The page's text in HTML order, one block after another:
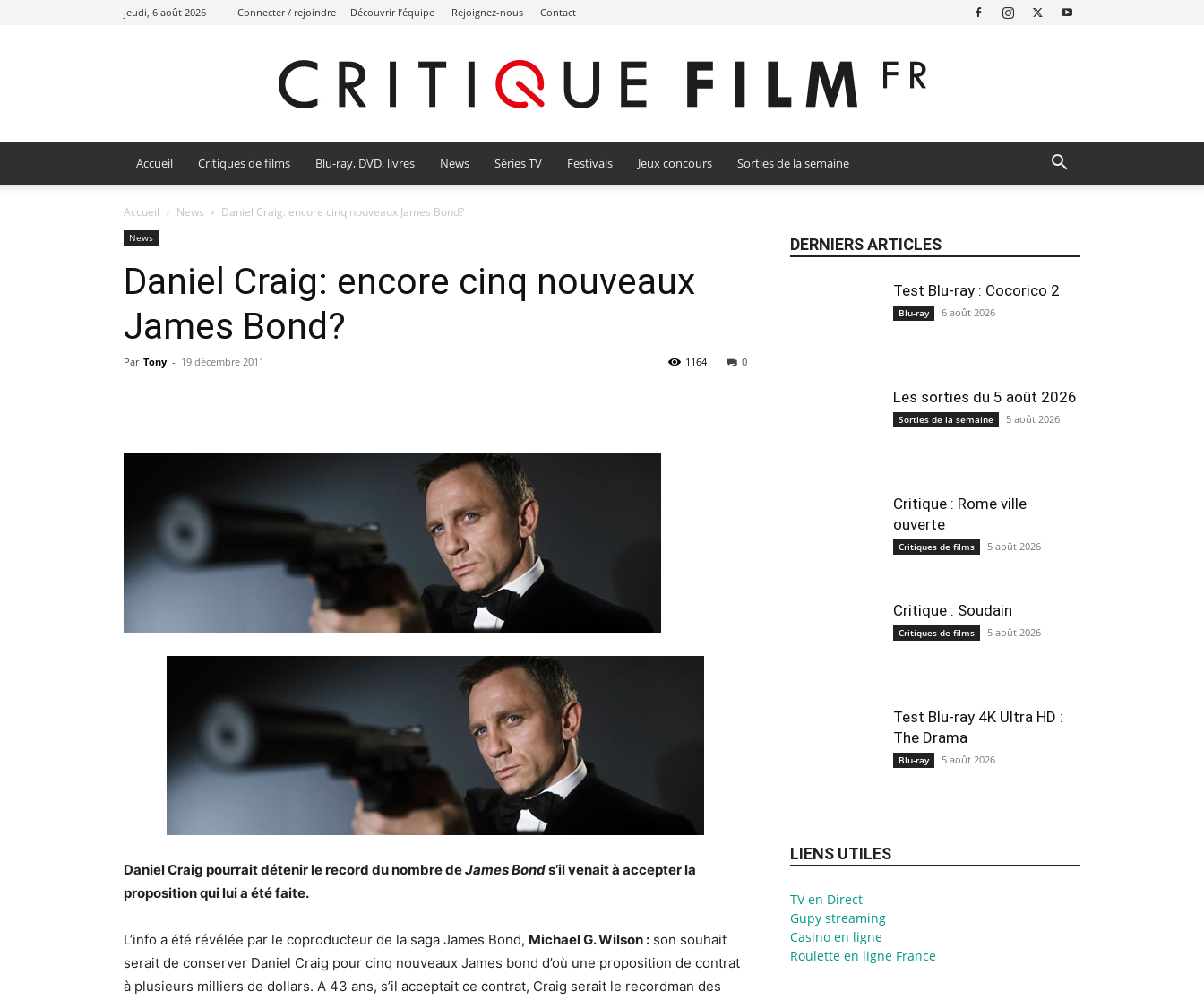
jeudi, 6 août 2026 Connecter / rejoindre Découvrir l’équipe Rejoignez-nous Contact
Accueil Critiques de films Blu-ray, DVD, livres News Séries TV Festivals Jeux concours Sorties de la semaine
Accueil News Daniel Craig: encore cinq nouveaux James Bond?
News
Daniel Craig: encore cinq nouveaux
James Bond?
Par Tony - 19 décembre 2011 0
1164
Daniel Craig pourrait détenir le record du nombre deJames Bonds’il venait à accepter la
proposition qui lui a été faite.
L’info a été révélée par le coproducteur de la saga James Bond, Michael G. Wilson : son souhait
serait de conserver Daniel Craig pour cinq nouveaux James bond d’où une proposition de contrat
à plusieurs milliers de dollars. A 43 ans, s’il acceptait ce contrat, Craig serait le recordman des
DERNIERS ARTICLES
Test Blu-ray : Cocorico 2
Blu-ray 6 août 2026
Les sorties du 5 août 2026
Sorties de la semaine 5 août 2026
Critique : Rome ville
ouverte
Critiques de films 5 août 2026
Critique : Soudain
Critiques de films 5 août 2026
Test Blu-ray 4K Ultra HD :
The Drama
Blu-ray 5 août 2026
LIENS UTILES
TV en Direct
Gupy streaming
Casino en ligne
Roulette en ligne France